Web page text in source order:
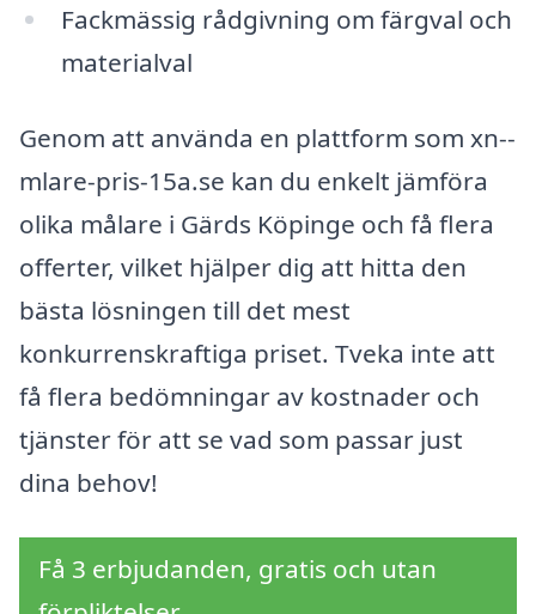
Fackmässig rådgivning om färgval och
materialval
Genom att använda en plattform som xn--
mlare-pris-15a.se kan du enkelt jämföra
olika målare i Gärds Köpinge och få flera
offerter, vilket hjälper dig att hitta den
bästa lösningen till det mest
konkurrenskraftiga priset. Tveka inte att
få flera bedömningar av kostnader och
tjänster för att se vad som passar just
dina behov!
Få 3 erbjudanden, gratis och utan